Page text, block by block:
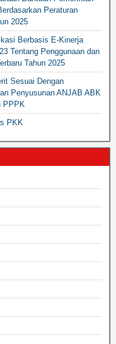
Peraturan
2025
Berbasis E-Kinerja
Tentang Penggunaan dan
Tahun 2025
Sesuai Dengan
Penyusunan ANJAB ABK
PPPK
PKK